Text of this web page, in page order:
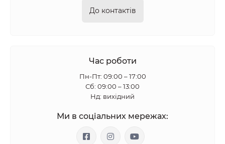
До контактів
Час роботи
Пн-Пт: 09:00 – 17:00
Сб: 09:00 – 13:00
Нд: вихідний
Ми в соціальних мережах: